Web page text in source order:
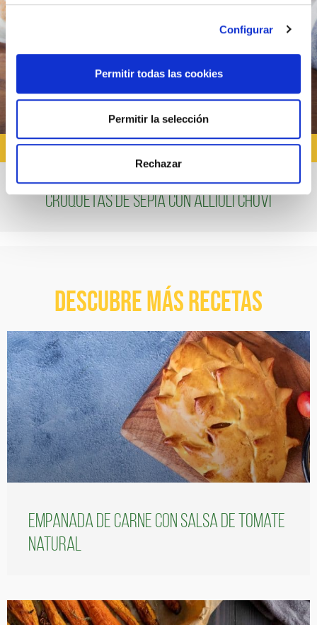
Configurar
Permitir todas las cookies
Permitir la selección
Rechazar
RECETAS CON ALIOLI
Croquetas de sepia con Allioli Choví
Descubre más recetas
Empanada de carne con salsa de tomate
natural